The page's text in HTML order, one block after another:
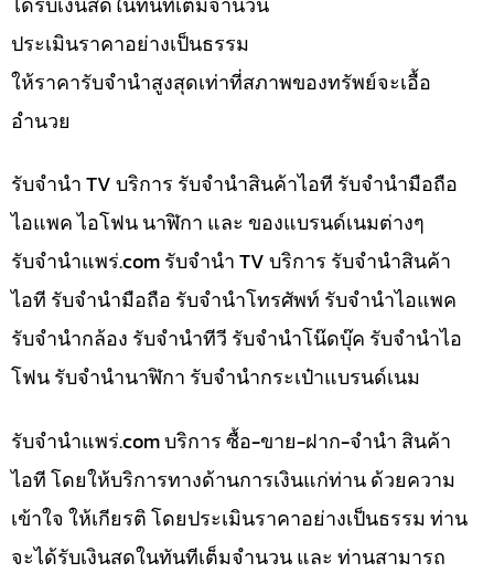
ประเมินราคาอย่างเป็นธรรม
ให้ราคารับจำนำสูงสุดเท่าที่สภาพของทรัพย์จะเอื้อ
อำนวย
รับจำนำ TV บริการ รับจำนำสินค้าไอที รับจำนำมือถือ
ไอแพค ไอโฟน นาฬิกา และ ของแบรนด์เนมต่างๆ
รับจํานําแพร่.com รับจำนำ TV บริการ รับจำนำสินค้า
ไอที รับจำนำมือถือ รับจำนำโทรศัพท์ รับจำนำไอแพค
รับจำนำกล้อง รับจำนำทีวี รับจำนำโน๊ดบุ๊ค รับจำนำไอ
โฟน รับจำนำนาฬิกา รับจำนำกระเป๋าแบรนด์เนม
รับจํานําแพร่.com บริการ ซื้อ-ขาย-ฝาก-จำนำ สินค้า
ไอที โดยให้บริการทางด้านการเงินแก่ท่าน ด้วยความ
เข้าใจ ให้เกียรติ โดยประเมินราคาอย่างเป็นธรรม ท่าน
จะได้รับเงินสดในทันทีเต็มจำนวน และ ท่านสามารถ